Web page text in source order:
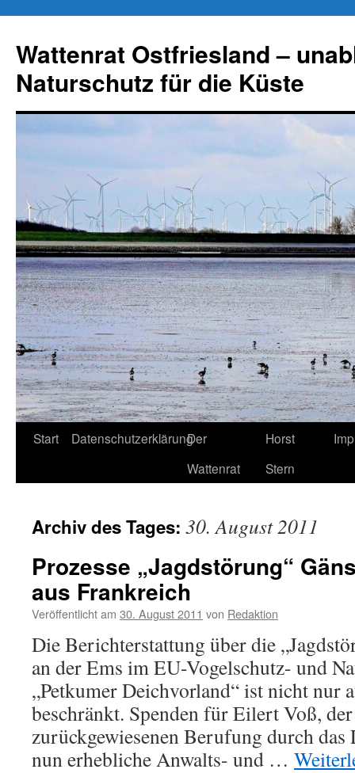
springen
Wattenrat Ostfriesland –
Naturschutz für die Küste
Start DatenschutzerklärungDer
Wattenrat
Horst
Stern
Archiv des Tages: 30. August 2011
Prozesse „Jagdstörung“
aus Frankreich
Veröffentlicht am 30. August 2011 von Redaktion
Die Berichterstattung über die
an der Ems im EU-Vogelschutz- und
„Petkumer Deichvorland“ ist nicht nur
beschränkt. Spenden für Eilert Voß,
zurückgewiesenen Berufung durch
nun erhebliche Anwalts- und …